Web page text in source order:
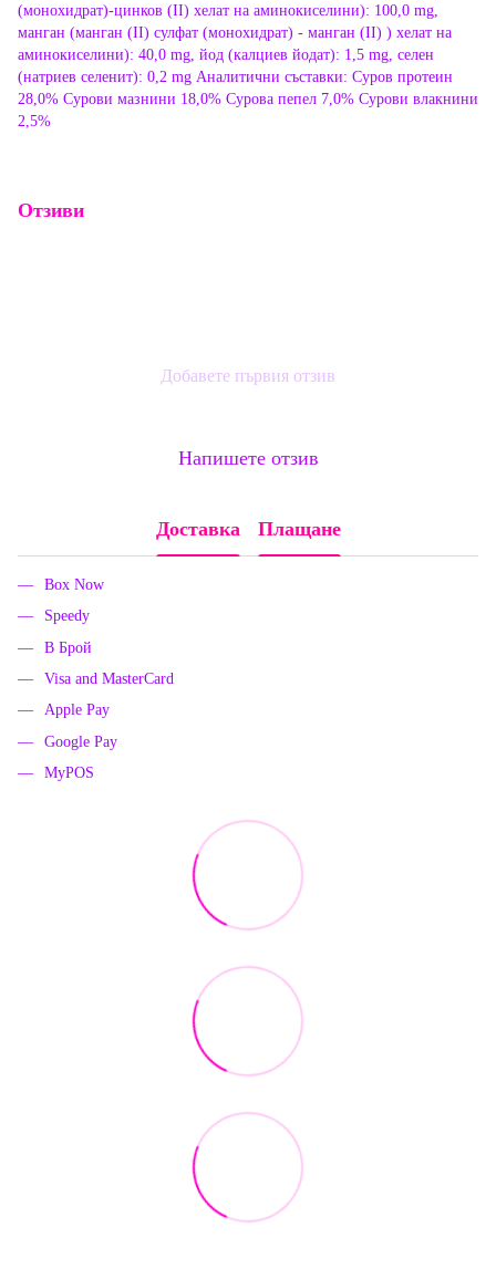
(монохидрат)-цинков (II) хелат на аминокиселини): 100,0 mg,
манган (манган (II) сулфат (монохидрат) - манган (II) ) хелат на
аминокиселини): 40,0 mg, йод (калциев йодат): 1,5 mg, селен
(натриев селенит): 0,2 mg Аналитични съставки: Суров протеин
28,0% Сурови мазнини 18,0% Сурова пепел 7,0% Сурови влакнини
2,5%
Отзиви
Добавете първия отзив
Напишете отзив
Доставка Плащане
Box Now
Speedy
В Брой
Visa and MasterCard
Apple Pay
Google Pay
MyPOS